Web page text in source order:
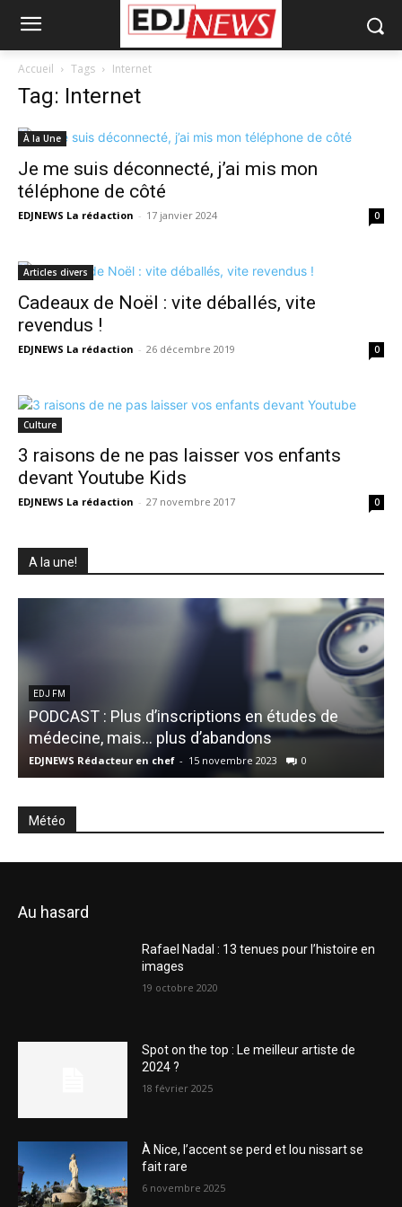
Accueil Tags Internet
Tag: Internet
À la Une
Je me suis déconnecté, j’ai mis mon
téléphone de côté
EDJNEWS La rédaction - 17 janvier 2024 0
Articles divers
Cadeaux de Noël : vite déballés, vite
revendus !
EDJNEWS La rédaction - 26 décembre 2019 0
Culture
3 raisons de ne pas laisser vos enfants
devant Youtube Kids
EDJNEWS La rédaction - 27 novembre 2017 0
A la une!
EDJ FM
PODCAST : Plus d’inscriptions en études de
médecine, mais… plus d’abandons
EDJNEWS Rédacteur en chef - 15 novembre 2023 0
Météo
Au hasard
Rafael Nadal : 13 tenues pour l’histoire en
images
19 octobre 2020
Spot on the top : Le meilleur artiste de
2024 ?
18 février 2025
À Nice, l’accent se perd et lou nissart se
fait rare
6 novembre 2025